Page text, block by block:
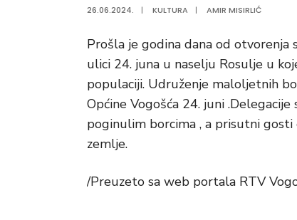
26.06.2024. | KULTURA | AMIR MISIRLIĆ
Prošla je godina dana od
ulici 24. juna u naselju Rosulje u
populaciji. Udruženje maloljetnih
Općine Vogošća 24. juni
poginulim borcima , a prisutni
zemlje.
/Preuzeto sa web portala RTV